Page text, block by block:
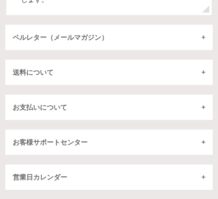
ベルレター（メールマガジン）
送料について
お支払いについて
お客様サポートセンター
営業日カレンダー